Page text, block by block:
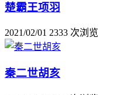
楚霸王项羽
2021/02/01 2333 次浏览
秦二世胡亥